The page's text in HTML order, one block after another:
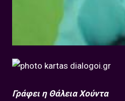
Γράφει η Θάλεια Χούντα